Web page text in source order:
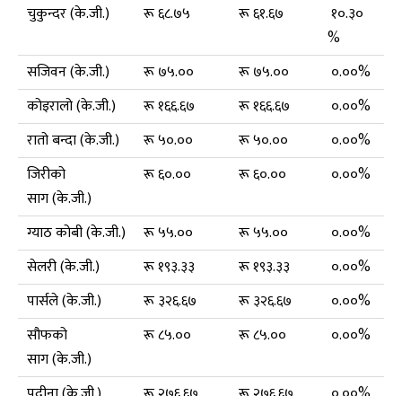
चुकुन्दर (के.जी.)
रू ६८.७५ रू ६१.६७
१०.३०
%
सजिवन (के.जी.)
रू ७५.०० रू ७५.००
०.००%
कोइरालो (के.जी.)
रू १६६.६७ रू १६६.६७
०.००%
रातो बन्दा (के.जी.)
रू ५०.०० रू ५०.००
०.००%
जिरीको
साग (के.जी.)
रू ६०.०० रू ६०.०० ०.००%
ग्याठ कोबी (के.जी.) रू ५५.०० रू ५५.००
०.००%
सेलरी (के.जी.)
रू १९३.३३ रू १९३.३३
०.००%
पार्सले (के.जी.)
रू ३२६.६७ रू ३२६.६७
०.००%
सौफको
साग (के.जी.)
रू ८५.०० रू ८५.०० ०.००%